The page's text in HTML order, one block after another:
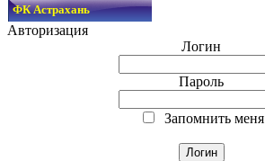
ФК Астрахань
Авторизация
Логин
Пароль
Запомнить меня